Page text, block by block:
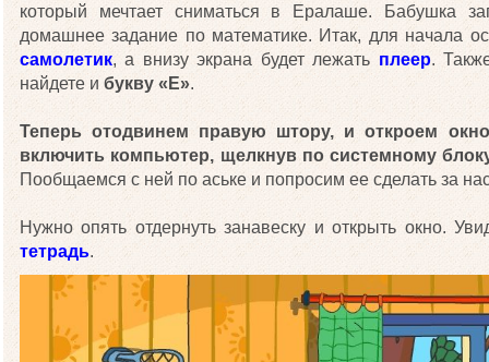
который мечтает сниматься в Ералаше. Бабушка
домашнее задание по математике. Итак, для начала
самолетик, а внизу экрана будет лежать плеер.
найдете и букву «Е».
Теперь отодвинем правую штору, и откроем
включить компьютер, щелкнув по системному
Пообщаемся с ней по аське и попросим ее сделать за
Нужно опять отдернуть занавеску и открыть окно.
тетрадь.